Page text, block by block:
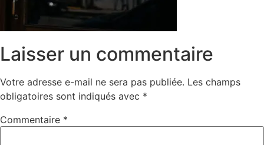
Laisser un commentaire
Votre adresse e-mail ne sera pas publiée. Les champs
obligatoires sont indiqués avec *
Commentaire *